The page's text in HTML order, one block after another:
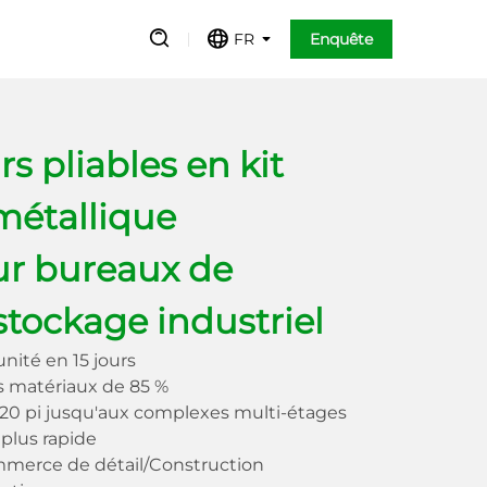
FR Enquête
pliables en kit
bureaux de
industriel
en 15 jours
matériaux de 85 %
pi jusqu'aux complexes multi-étages
rapide
de détail/Construction